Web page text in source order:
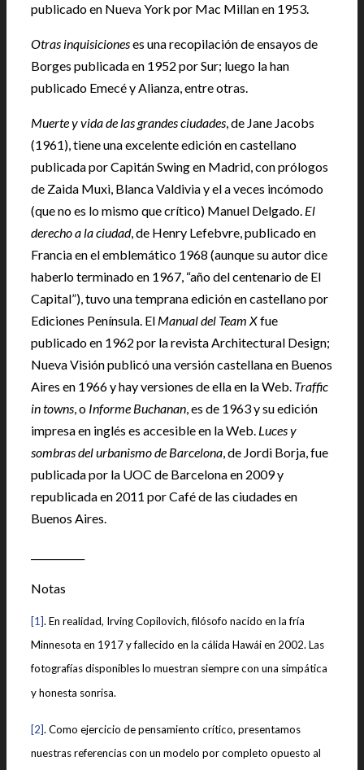
publicado en Nueva York por Mac Millan en 1953.
Otras inquisicioneses una recopilación de ensayos de
Borges publicada en 1952 por Sur; luego la han
publicado Emecé y Alianza, entre otras.
Muerte y vida de las grandes ciudades , de Jane Jacobs
(1961), tiene una excelente edición en castellano
publicada por Capitán Swing en Madrid, con prólogos
de Zaida Muxi, Blanca Valdivia y el a veces incómodo
(que no es lo mismo que crítico) Manuel Delgado. El
derecho a la ciudad, de Henry Lefebvre, publicado en
Francia en el emblemático 1968 (aunque su autor dice
haberlo terminado en 1967, “año del centenario de El
Capital”), tuvo una temprana edición en castellano por
Ediciones Península. El Manual del Team Xfue
publicado en 1962 por la revista Architectural Design;
Nueva Visión publicó una versión castellana en Buenos
Aires en 1966 y hay versiones de ella en la Web. Traffic
in towns , o Informe Buchanan , es de 1963 y su edición
impresa en inglés es accesible en la Web. Luces y
sombras del urbanismo de Barcelona , de Jordi Borja, fue
publicada por la UOC de Barcelona en 2009 y
republicada en 2011 por Café de las ciudades en
Buenos Aires.
Notas
[1]. En realidad, Irving Copilovich, filósofo nacido en la fría
Minnesota en 1917 y fallecido en la cálida Hawái en 2002. Las
fotografías disponibles lo muestran siempre con una simpática
y honesta sonrisa.
[2]. Como ejercicio de pensamiento crítico, presentamos
nuestras referencias con un modelo por completo opuesto al